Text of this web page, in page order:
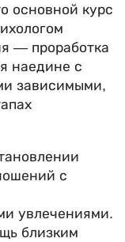
основной курс
— проработка
наедине с
зависимыми,
с
увлечениями.
близким